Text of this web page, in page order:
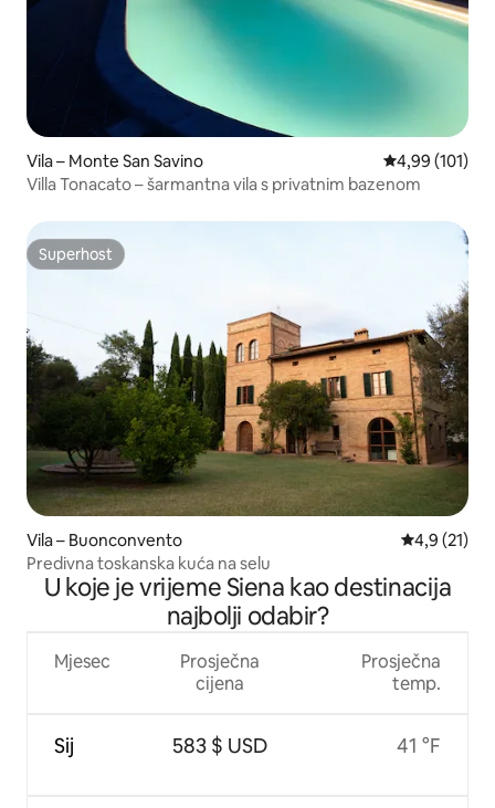
Vila – Monte San Savino Prosječna
4,99 (101)
Villa Tonacato – šarmantna vila s privatnim bazenom
Superhost
Superhost
Vila – Buonconvento Prosječna
4,9 (21)
Predivna toskanska kuća na selu
U koje je vrijeme Siena kao destinacija
najbolji odabir?
Mjesec
Sij
Prosječna
cijena
583 $ USD
Prosječna
temp.
41 °F